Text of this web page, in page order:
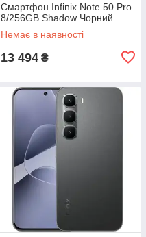
Смартфон Infinix Note 50 Pro
8/256GB Shadow Чорний
Немає в наявності
13 494 ₴